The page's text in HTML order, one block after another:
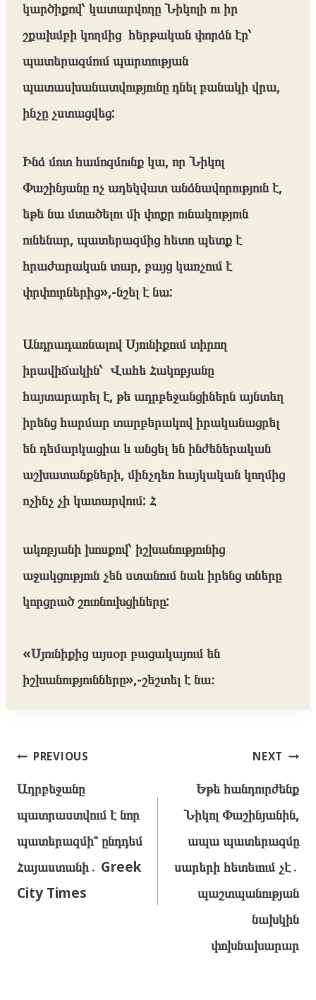
կարծիքով՝ կատարվողը Նիկոլի ու իր
շքախմբի կողմից հերթական փորձն էր՝
պատերազմում պարտության
պատասխանատվությունը դնել բանակի վրա,
ինչը չստացվեց:
Ինձ մոտ համոզմունք կա, որ Նիկոլ
Փաշինյանը ոչ ադեկվատ անձնավորություն է,
եթե նա մտածելու մի փոքր ունակություն
ունենար, պատերազմից հետո պետք է
հրաժարական տար, բայց կառչում է
փրփուրներից»,-նշել է նա:
Անդրադառնալով Սյունիքում տիրող
իրավիճակին՝ Վահե Հակոբյանը
հայտարարել է, թե ադրբեջանցիներն այնտեղ
իրենց հարմար տարբերակով իրականացրել
են դեմարկացիա և անցել են ինժեներական
աշխատանքների, մինչդեռ հայկական կողմից
ոչինչ չի կատարվում: Հ
ակոբյանի խոսքով՝ իշխանությունից
աջակցություն չեն ստանում նաև իրենց տները
կորցրած շուռնուխցիները:
«Սյունիքից այսօր բացակայում են
իշխանությունները»,-շեշտել է նա։
Post
PREVIOUS
Ադրբեջանը
պատրաստվում է նոր
պատերազմի՞ ընդդեմ
Հայաստանի․ Greek
City Times
NEXT
Եթե հանդուրժենք
Նիկոլ Փաշինյանին,
ապա պատերազմը
սարերի հետեւում չէ․
պաշտպանության
նախկին
փոխնախարար